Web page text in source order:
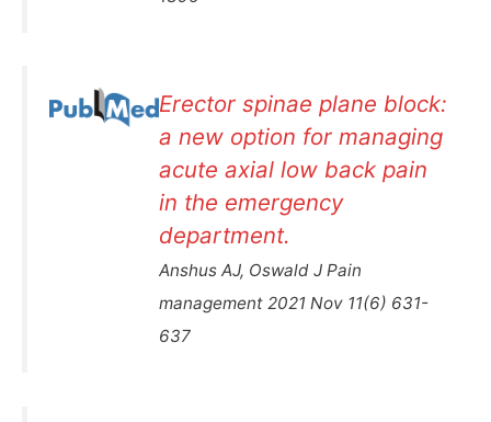
Erector spinae plane block:
a new option for managing
acute axial low back pain
in the emergency
department.
Anshus AJ, Oswald J Pain
management 2021 Nov 11(6) 631-
637